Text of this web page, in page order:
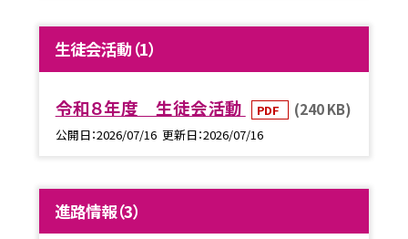
生徒会活動（1）
令和８年度 生徒会活動 PDF (240 KB)
公開日 2026/07/16 更新日 2026/07/16
進路情報（3）